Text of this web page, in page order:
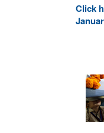
Click